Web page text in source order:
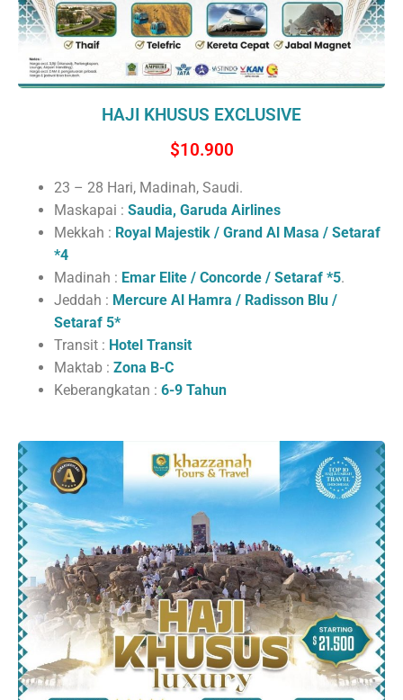
HAJI KHUSUS EXCLUSIVE
$10.900
23 – 28 Hari, Madinah, Saudi.
Maskapai : Saudia, Garuda Airlines
Mekkah : Royal Majestik / Grand Al Masa / Setaraf
*4
Madinah : Emar Elite / Concorde / Setaraf *5.
Jeddah : Mercure Al Hamra / Radisson Blu /
Setaraf 5*
Transit : Hotel Transit
Maktab : Zona B-C
Keberangkatan : 6-9 Tahun